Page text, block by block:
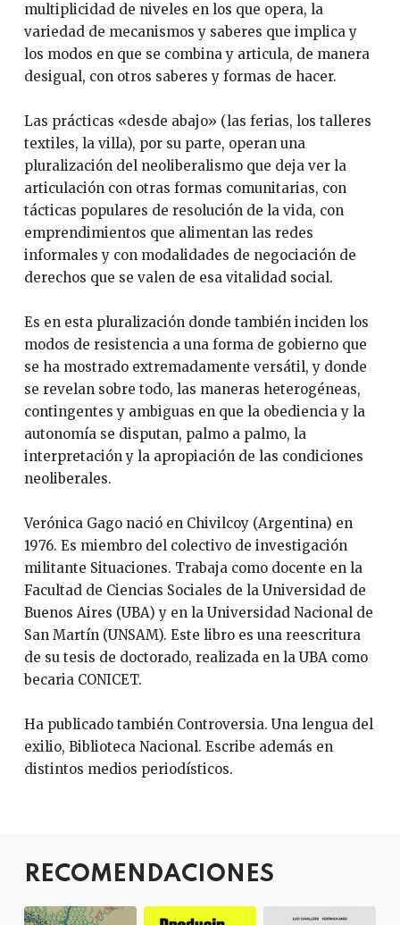
multiplicidad de niveles en los que opera, la
variedad de mecanismos y saberes que implica y
los modos en que se combina y articula, de manera
desigual, con otros saberes y formas de hacer.
Las prácticas «desde abajo» (las ferias, los talleres
textiles, la villa), por su parte, operan una
pluralización del neoliberalismo que deja ver la
articulación con otras formas comunitarias, con
tácticas populares de resolución de la vida, con
emprendimientos que alimentan las redes
informales y con modalidades de negociación de
derechos que se valen de esa vitalidad social.
Es en esta pluralización donde también inciden los
modos de resistencia a una forma de gobierno que
se ha mostrado extremadamente versátil, y donde
se revelan sobre todo, las maneras heterogéneas,
contingentes y ambiguas en que la obediencia y la
autonomía se disputan, palmo a palmo, la
interpretación y la apropiación de las condiciones
neoliberales.
Verónica Gago nació en Chivilcoy (Argentina) en
1976. Es miembro del colectivo de investigación
militante Situaciones. Trabaja como docente en la
Facultad de Ciencias Sociales de la Universidad de
Buenos Aires (UBA) y en la Universidad Nacional de
San Martín (UNSAM). Este libro es una reescritura
de su tesis de doctorado, realizada en la UBA como
becaria CONICET.
Ha publicado también Controversia. Una lengua del
exilio, Biblioteca Nacional. Escribe además en
distintos medios periodísticos.
RECOMENDACIONES